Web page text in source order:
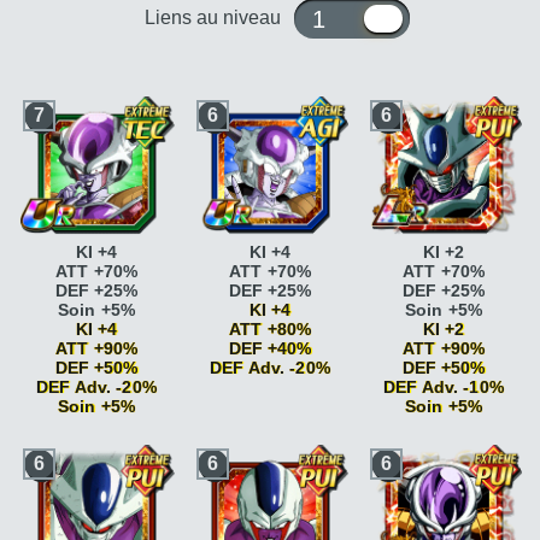
Liens au niveau 1 ou 10
7
Combat acharnéATT
+15%
Combat acharnéATT
+20%
Boss ATT +25% DEF
KI +4
ATT +70%
DEF +25%
Soin +5%
KI +4
ATT +90%
DEF +50%
DEF Adv. -20%
Soin +5%
6
Combat acharnéATT
+20%
BossATT +25% DEF
+25% <=80% HP
BossATT +25% DEF
KI +4
ATT +70%
DEF +25%
KI +4
ATT +80%
DEF +40%
DEF Adv. -20%
6
Combat acharnéATT
+15%
Combat acharnéATT
+20%
BossATT +25% DEF
KI +2
ATT +70%
DEF +25%
Soin +5%
KI +2
ATT +90%
DEF +50%
DEF Adv. -10%
Soin +5%
6 6 6